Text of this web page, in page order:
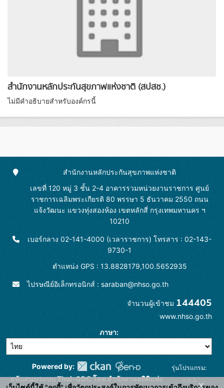
สำนักงานหลักประกันสุขภาพแห่งชาติ (สปสช.)
ไม่มีคำอธิบายสำหรับองค์กรนี้
สำนักงานหลักประกันสุขภาพแห่งชาติ
เลขที่ 120 หมู่ 3 ชั้น 2-4 อาคารรวมหน่วยงานราชการ ศูนย์
ราชการเฉลิมพระเกียรติ 80 พรรษา 5 ธันวาคม 2550 ถนน
แจ้งวัฒนะ แขวงทุ่งสองห้อง เขตหลักสี่ กรุงเทพมหานคร ฯ
10210
เบอร์กลาง 02-141-4000 (เวลาราชการ) โทรสาร : 02-143-
9730-1
ตำแหน่ง GPS : 13.8828179,100.5652935
ไปรษณีย์อิเล็กทรอนิกส์ : saraban@nhso.go.th
จำนวนผู้เข้าชม 144405
www.nhso.go.th
ภาษา
Powered by:
สนับสนุนระบบ Thai-GDC โดย สำนักงานสถิติแห่ง
รุ่นโปรแกรม:
3.0.0 x